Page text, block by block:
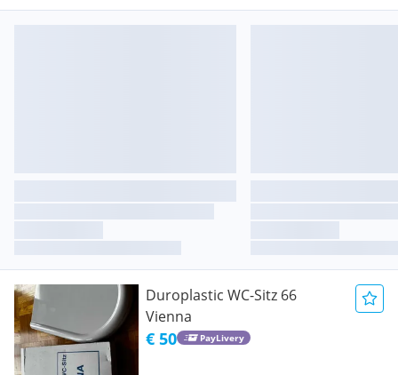
Duroplastic WC-Sitz 66
Vienna
€ 50 PayLivery